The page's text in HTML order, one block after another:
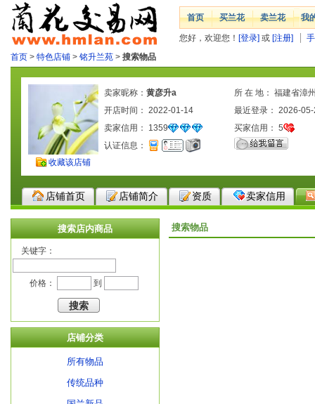
首页 买兰花 卖兰花 我
您好，欢迎您！ [登录] 或 [注册]
首页 > 特色店铺 > 铭升兰苑 > 搜索物品
收藏该店铺
卖家昵称： 黄彦升a
所 在 地： 福建省漳
开店时间： 2022-01-14
最近登录： 2026-
卖家信用： 1359 买家信用： 5
认证信息：
店铺首页 店铺简介 资质 卖家信用
搜索店内商品
关键字：
价格： 到
店铺分类
所有物品
传统品种
搜索物品